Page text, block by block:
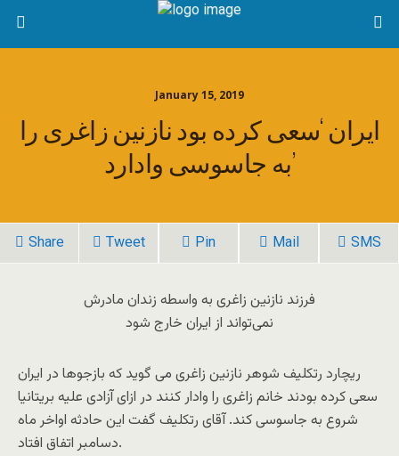
January 15, 2019
ایران ‘سعی کرده بود نازنین زاغری را
به جاسوسی وادارد’
Share Tweet Pin Mail SMS
فرزند نازنین زاغری به واسطه زندان مادرش
نمی‌تواند از ایران خارج شود
ریچارد رتکلیف شوهر نازنین زاغری می گوید که بازجوها در ایران
سعی کرده بودند خانم زاغری را وادار کنند در ازای آزادی علیه بریتانیا
شروع به جاسوسی کند. آقای رتکلیف گفت این حادثه اواخر ماه
دسامبر اتفاق افتاد.